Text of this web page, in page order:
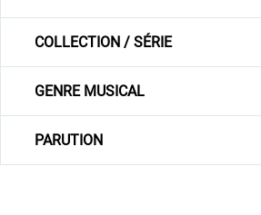
COLLECTION / SÉRIE
GENRE MUSICAL
PARUTION